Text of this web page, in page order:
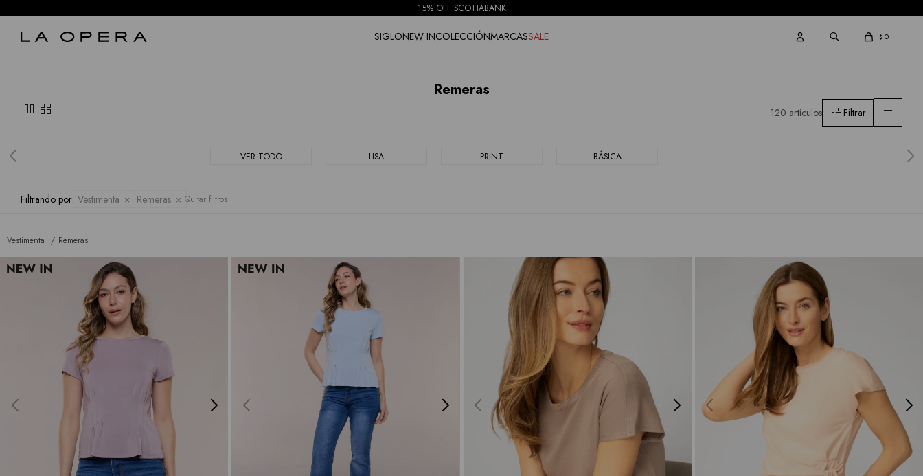
15% OFF SCOTIABANK
SIGLONEW INCOLECCIÓNMARCASSALE $ 0
Remeras
pause grid_view 120 artículos
VER TODO LISA PRINT BÁSICA
Filtrando por: Vestimenta Remeras Quitar filtros
Vestimenta Remeras